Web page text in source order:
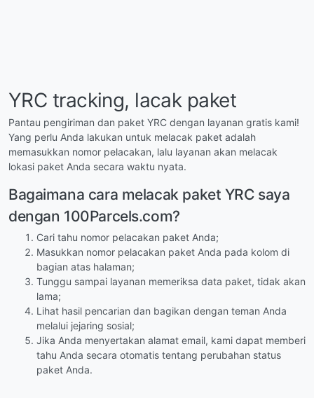
YRC tracking, lacak paket
Pantau pengiriman dan paket YRC dengan layanan gratis kami!
Yang perlu Anda lakukan untuk melacak paket adalah
memasukkan nomor pelacakan, lalu layanan akan melacak
lokasi paket Anda secara waktu nyata.
Bagaimana cara melacak paket YRC saya
dengan 100Parcels.com?
Cari tahu nomor pelacakan paket Anda;
Masukkan nomor pelacakan paket Anda pada kolom di
bagian atas halaman;
Tunggu sampai layanan memeriksa data paket, tidak akan
lama;
Lihat hasil pencarian dan bagikan dengan teman Anda
melalui jejaring sosial;
Jika Anda menyertakan alamat email, kami dapat memberi
tahu Anda secara otomatis tentang perubahan status
paket Anda.